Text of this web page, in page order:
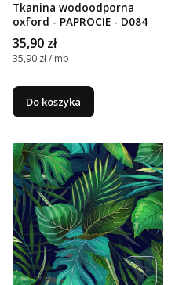
Tkanina wodoodporna
oxford - PAPROCIE - D084
Cena
35,90 zł
Cena jednostkowa
35,90 zł / mb
Do koszyka